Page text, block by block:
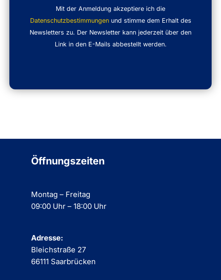
Mit der Anmeldung akzeptiere ich die
Datenschutzbestimmungenund stimme dem Erhalt des
Newsletters zu. Der Newsletter kann jederzeit über den
Link in den E-Mails abbestellt werden.
Öffnungszeiten
Montag – Freitag
09:00 Uhr – 18:00 Uhr
Adresse:
Bleichstraße 27
66111 Saarbrücken